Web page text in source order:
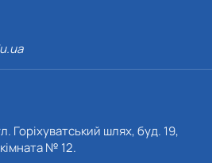
Горіхуватський шлях, буд. 19,
№ 12.